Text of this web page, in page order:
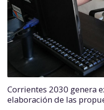
Corrientes 2030 genera
elaboración de las